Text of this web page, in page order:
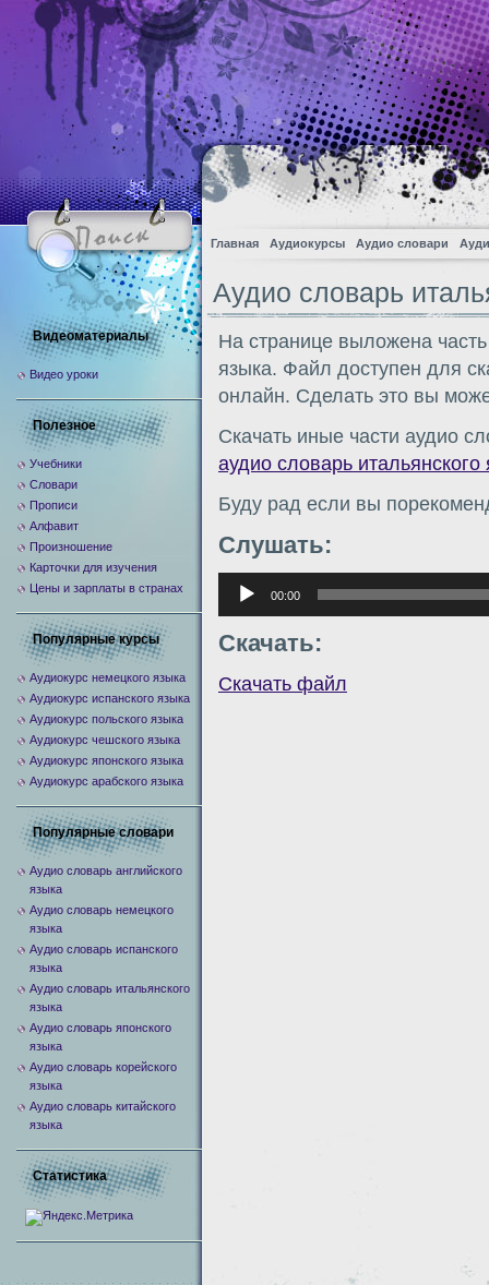
Главная Аудиокурсы Аудио словари
Аудио словарь
На странице выложена
языка. Файл доступен для
онлайн. Сделать это вы
Скачать иные части аудио
аудио словарь итальянского
Буду рад если вы
Слушать:
Аудиоплеер
00:00
Скачать:
Скачать файл
Видеоматериалы
Видео уроки
Полезное
Учебники
Словари
Прописи
Алфавит
Произношение
Карточки для изучения
Цены и зарплаты в странах
Популярные курсы
Аудиокурс немецкого языка
Аудиокурс испанского языка
Аудиокурс польского языка
Аудиокурс чешского языка
Аудиокурс японского языка
Аудиокурс арабского языка
Популярные словари
Аудио словарь английского
языка
Аудио словарь немецкого
языка
Аудио словарь испанского
языка
Аудио словарь итальянского
языка
Аудио словарь японского
языка
Аудио словарь корейского
языка
Аудио словарь китайского
языка
Статистика